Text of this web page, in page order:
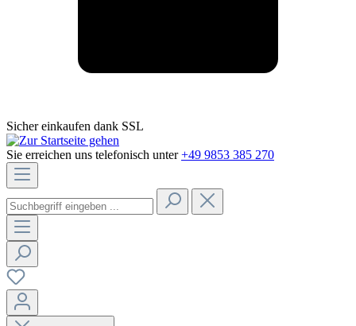
Sicher einkaufen dank SSL
Sie erreichen uns telefonisch unter +49 9853 385 270